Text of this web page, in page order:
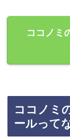
ココノミ
ココノミ
ールって